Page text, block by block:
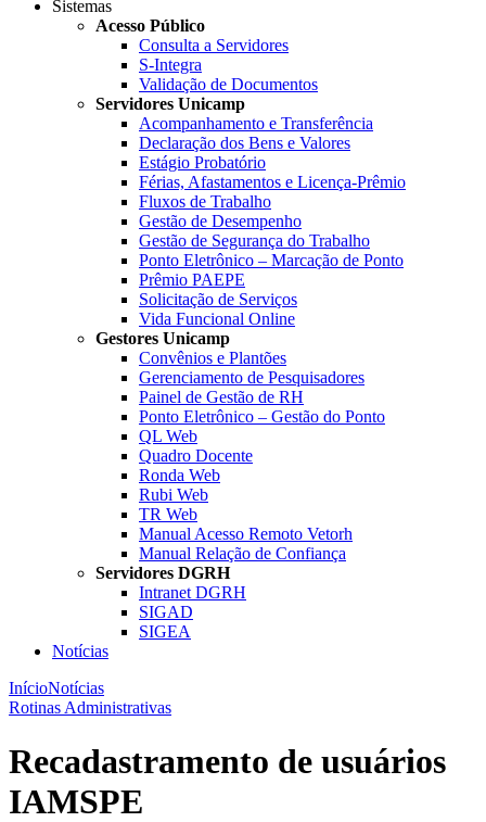
Sistemas
Acesso Público
Consulta a Servidores
S-Integra
Validação de Documentos
Servidores Unicamp
Acompanhamento e Transferência
Declaração dos Bens e Valores
Estágio Probatório
Férias, Afastamentos e Licença-Prêmio
Fluxos de Trabalho
Gestão de Desempenho
Gestão de Segurança do Trabalho
Ponto Eletrônico – Marcação de Ponto
Prêmio PAEPE
Solicitação de Serviços
Vida Funcional Online
Gestores Unicamp
Convênios e Plantões
Gerenciamento de Pesquisadores
Painel de Gestão de RH
Ponto Eletrônico – Gestão do Ponto
QL Web
Quadro Docente
Ronda Web
Rubi Web
TR Web
Manual Acesso Remoto Vetorh
Manual Relação de Confiança
Servidores DGRH
Intranet DGRH
SIGAD
SIGEA
Notícias
InícioNotícias
Rotinas Administrativas
Recadastramento de usuários
IAMSPE